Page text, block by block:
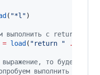
( "*l ")
выполнить с return
= load ( "return " ..
то будет
выполнить без